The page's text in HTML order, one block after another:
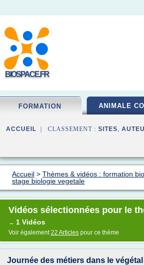
BIOSPACE.FR
FORMATION ANIMALE
ACCUEIL | CLASSEMENT : SITES,
Accueil > Thèmes & vidéos : formation
stage biologie vegetale
Vidéos sélectionnées pour le
→ 1 Vidéos
Voir également22 Articles pour ce thème
Journée des métiers dans le végétal